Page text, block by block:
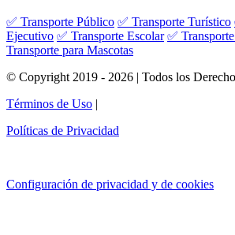
✅ Transporte Público ✅ Transporte Turístico
Ejecutivo ✅ Transporte Escolar ✅
Transporte para Mascotas
© Copyright 2019 - 2026 | Todos los
Términos de Uso |
Políticas de Privacidad
Configuración de privacidad y de cookies